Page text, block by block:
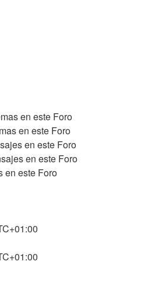
en este Foro
en este Foro
en este Foro
en este Foro
en este Foro